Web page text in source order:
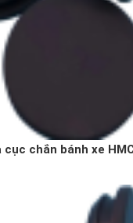
chắn bánh xe